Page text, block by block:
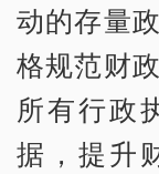
动的存量
格规范财
所有行政
据，提升